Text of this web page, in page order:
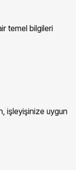
temel bilgileri
işleyişinize uygun